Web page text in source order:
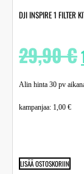
DJI INSPIRE 1 FILTER
29,90€
Alin hinta 30 pv
kampanjaa: 1,00 €
LISÄÄ OSTOSKORIIN